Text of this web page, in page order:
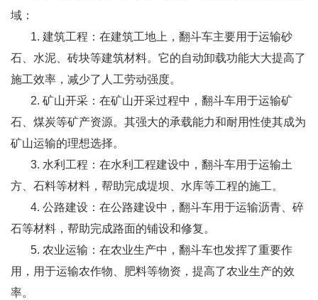
域：
1. 建筑工程：在建筑工地上，翻斗车主要用于运输砂
石、水泥、砖块等建筑材料。它的自动卸载功能大大提高了
施工效率，减少了人工劳动强度。
2. 矿山开采：在矿山开采过程中，翻斗车用于运输矿
石、煤炭等矿产资源。其强大的承载能力和耐用性使其成为
矿山运输的理想选择。
3. 水利工程：在水利工程建设中，翻斗车用于运输土
方、石料等材料，帮助完成堤坝、水库等工程的施工。
4. 公路建设：在公路建设中，翻斗车用于运输沥青、碎
石等材料，帮助完成路面的铺设和修复。
5. 农业运输：在农业生产中，翻斗车也发挥了重要作
用，用于运输农作物、肥料等物资，提高了农业生产的效
率。